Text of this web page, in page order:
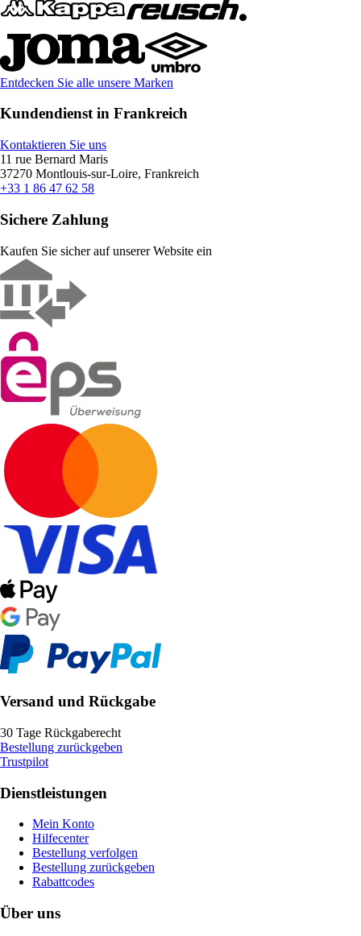
Entdecken Sie alle unsere Marken
Kundendienst in Frankreich
Kontaktieren Sie uns
11 rue Bernard Maris
37270 Montlouis-sur-Loire, Frankreich
+33 1 86 47 62 58
Sichere Zahlung
Kaufen Sie sicher auf unserer Website ein
Versand und Rückgabe
30 Tage Rückgaberecht
Bestellung zurückgeben
Trustpilot
Dienstleistungen
Mein Konto
Hilfecenter
Bestellung verfolgen
Bestellung zurückgeben
Rabattcodes
Über uns